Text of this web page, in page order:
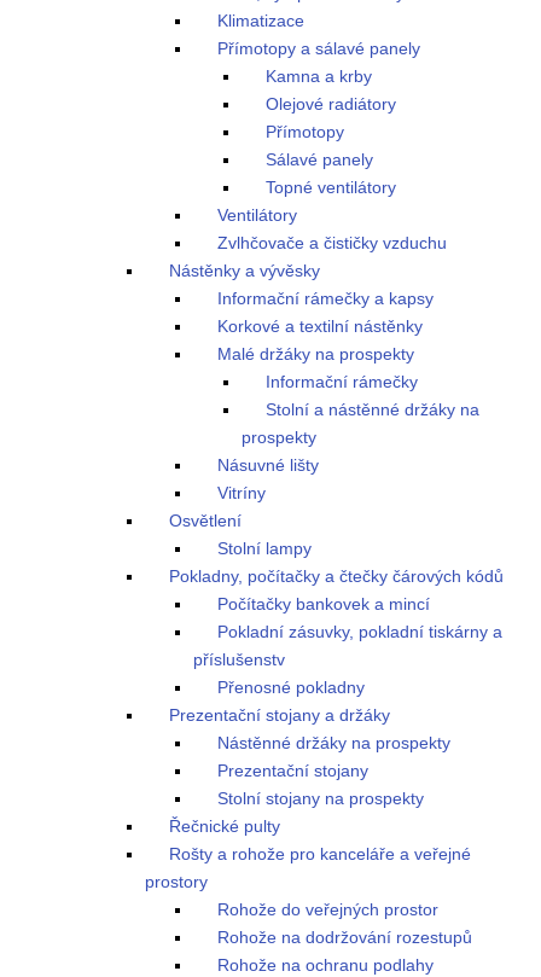
Klimatizace
Přímotopy a sálavé panely
Kamna a krby
Olejové radiátory
Přímotopy
Sálavé panely
Topné ventilátory
Ventilátory
Zvlhčovače a čističky vzduchu
Nástěnky a vývěsky
Informační rámečky a kapsy
Korkové a textilní nástěnky
Malé držáky na prospekty
Informační rámečky
Stolní a nástěnné držáky na
prospekty
Násuvné lišty
Vitríny
Osvětlení
Stolní lampy
Pokladny, počítačky a čtečky čárových kódů
Počítačky bankovek a mincí
Pokladní zásuvky, pokladní tiskárny a
příslušenstv
Přenosné pokladny
Prezentační stojany a držáky
Nástěnné držáky na prospekty
Prezentační stojany
Stolní stojany na prospekty
Řečnické pulty
Rošty a rohože pro kanceláře a veřejné
prostory
Rohože do veřejných prostor
Rohože na dodržování rozestupů
Rohože na ochranu podlahy